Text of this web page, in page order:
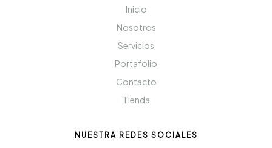
Inicio
Nosotros
Servicios
Portafolio
Contacto
Tienda
NUESTRA REDES SOCIALES